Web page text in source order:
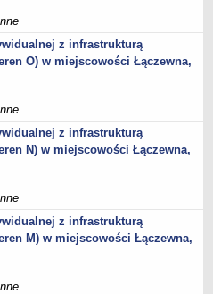
sprawozdania ochrony środowiska
Społecznych
z infrastrukturą
O) w miejscowości Łączewna,
z infrastrukturą
N) w miejscowości Łączewna,
z infrastrukturą
M) w miejscowości Łączewna,